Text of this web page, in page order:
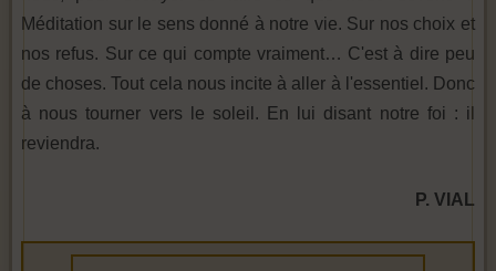
Méditation sur le sens donné à notre vie. Sur nos choix et
nos refus. Sur ce qui compte vraiment… C'est à dire peu
de choses. Tout cela nous incite à aller à l'essentiel. Donc
à nous tourner vers le soleil. En lui disant notre foi : il
reviendra.
P. VIAL